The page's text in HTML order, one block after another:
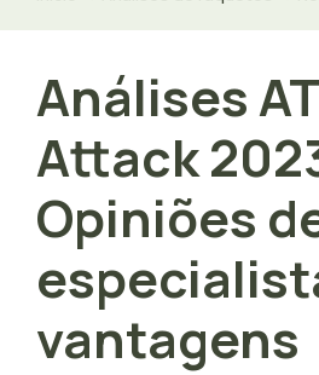
Análises
Attack
Opiniões
vantagens